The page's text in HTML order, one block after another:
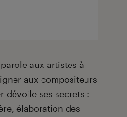
aux artistes à
aux compositeurs
dévoile ses secrets :
élaboration des